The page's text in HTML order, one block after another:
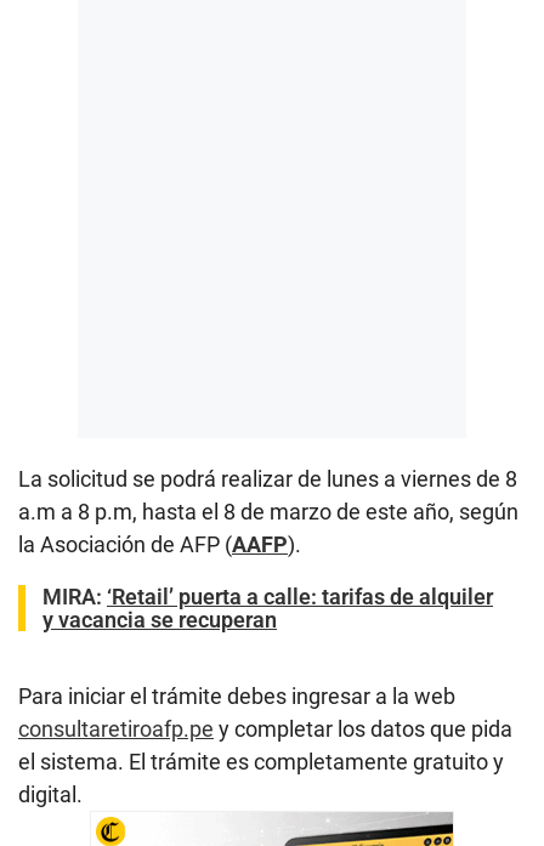
La solicitud se podrá realizar de lunes a viernes de 8
a.m a 8 p.m, hasta el 8 de marzo de este año, según
la Asociación de AFP (AAFP).
MIRA: ‘Retail’ puerta a calle: tarifas de alquiler
y vacancia se recuperan
Para iniciar el trámite debes ingresar a la web
consultaretiroafp.pe y completar los datos que pida
el sistema. El trámite es completamente gratuito y
digital.